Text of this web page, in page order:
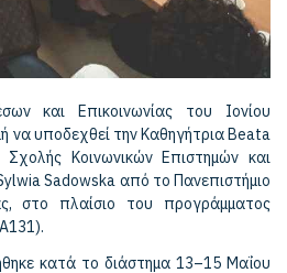
και Επικοινωνίας του Ιονίου
να υποδεχθεί την Καθηγήτρια Beata
Κοινωνικών Επιστημών και
Sadowska από το Πανεπιστήμιο
στο πλαίσιο του προγράμματος
κατά το διάστημα 13–15 Μαΐου